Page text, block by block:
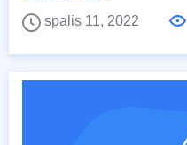
spalis 11, 2022